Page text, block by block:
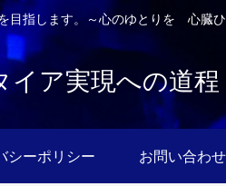
目指します。～心のゆとりを 心臓
ア実現への道程
シーポリシー お問い合わせ